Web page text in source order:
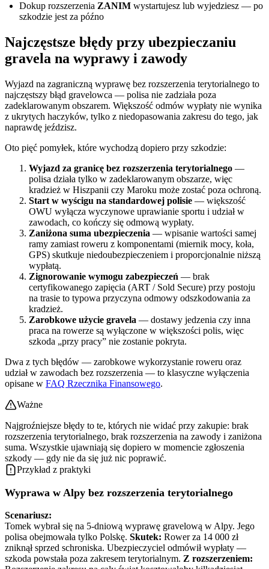
Dokup rozszerzenia ZANIM wystartujesz lub wyjedziesz — po
szkodzie jest za późno
Najczęstsze błędy przy ubezpieczaniu
gravela na wyprawy i zawody
Wyjazd na zagraniczną wyprawę bez rozszerzenia terytorialnego to
najczęstszy błąd gravelowca — polisa nie zadziała poza
zadeklarowanym obszarem. Większość odmów wypłaty nie wynika
z ukrytych haczyków, tylko z niedopasowania zakresu do tego, jak
naprawdę jeździsz.
Oto pięć pomyłek, które wychodzą dopiero przy szkodzie:
Wyjazd za granicę bez rozszerzenia terytorialnego —
polisa działa tylko w zadeklarowanym obszarze, więc
kradzież w Hiszpanii czy Maroku może zostać poza ochroną.
Start w wyścigu na standardowej polisie — większość
OWU wyłącza wyczynowe uprawianie sportu i udział w
zawodach, co kończy się odmową wypłaty.
Zaniżona suma ubezpieczenia — wpisanie wartości samej
ramy zamiast roweru z komponentami (miernik mocy, koła,
GPS) skutkuje niedoubezpieczeniem i proporcjonalnie niższą
wypłatą.
Zignorowanie wymogu zabezpieczeń — brak
certyfikowanego zapięcia (ART / Sold Secure) przy postoju
na trasie to typowa przyczyna odmowy odszkodowania za
kradzież.
Zarobkowe użycie gravela — dostawy jedzenia czy inna
praca na rowerze są wyłączone w większości polis, więc
szkoda „przy pracy” nie zostanie pokryta.
Dwa z tych błędów — zarobkowe wykorzystanie roweru oraz
udział w zawodach bez rozszerzenia — to klasyczne wyłączenia
opisane w FAQ Rzecznika Finansowego.
Ważne
Najgroźniejsze błędy to te, których nie widać przy zakupie: brak
rozszerzenia terytorialnego, brak rozszerzenia na zawody i zaniżona
suma. Wszystkie ujawniają się dopiero w momencie zgłoszenia
szkody — gdy nie da się już nic poprawić.
Przykład z praktyki
Wyprawa w Alpy bez rozszerzenia terytorialnego
Scenariusz:
Tomek wybrał się na 5-dniową wyprawę gravelową w Alpy. Jego
polisa obejmowała tylko Polskę. Skutek: Rower za 14 000 zł
zniknął sprzed schroniska. Ubezpieczyciel odmówił wypłaty —
szkoda powstała poza zakresem terytorialnym. Z rozszerzeniem: